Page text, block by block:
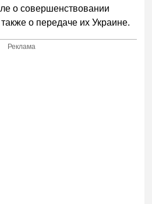
о совершенствовании
о передаче их Украине.
Реклама